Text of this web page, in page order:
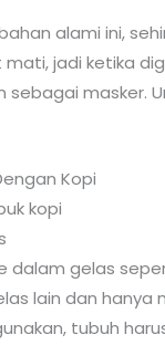
alami ini,
jadi ketika
sebagai
Kopi
kopi
dalam gelas
lain dan
tubuh